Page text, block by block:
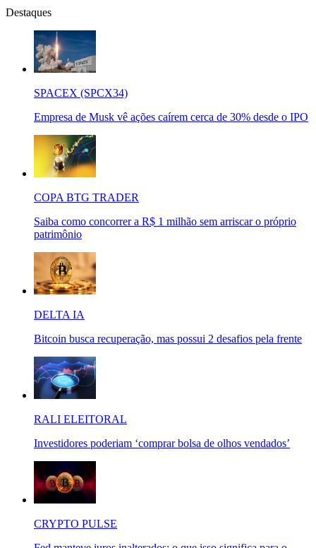
Destaques
SPACEX (SPCX34)
Empresa de Musk vê ações caírem cerca de 30% desde o IPO
COPA BTG TRADER
Saiba como concorrer a R$ 1 milhão sem arriscar o próprio
patrimônio
DELTA IA
Bitcoin busca recuperação, mas possui 2 desafios pela frente
RALI ELEITORAL
Investidores poderiam ‘comprar bolsa de olhos vendados’
CRYPTO PULSE